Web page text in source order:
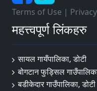
Terms of Use |
महत्त्वपूर्ण लिंकहरु
सायल गायँपालिका, डोटी
बोगटान फुड्सिल
बडीकेदार गाउँपालिका, डोटी